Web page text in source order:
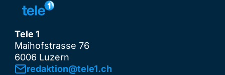
Tele 1
Maihofstrasse 76
6006 Luzern
redaktion@tele1.ch